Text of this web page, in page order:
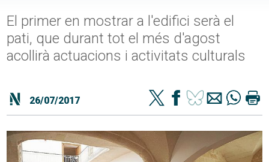
El primer en mostrar a l'edifici serà el
pati, que durant tot el més d'agost
acollirà actuacions i activitats culturals
26/07/2017